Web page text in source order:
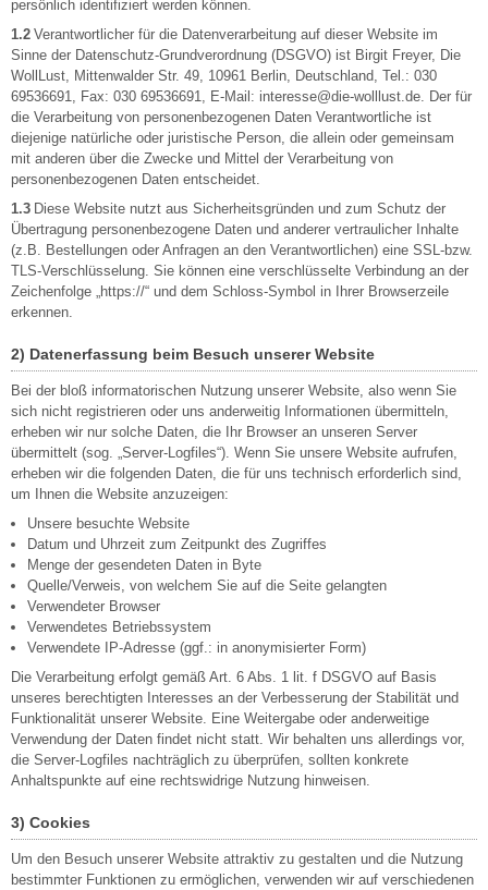
persönlich identifiziert werden können.
1.2 Verantwortlicher für die Datenverarbeitung auf dieser Website im
Sinne der Datenschutz-Grundverordnung (DSGVO) ist Birgit Freyer, Die
WollLust, Mittenwalder Str. 49, 10961 Berlin, Deutschland, Tel.: 030
69536691, Fax: 030 69536691, E-Mail: interesse@die-wolllust.de. Der für
die Verarbeitung von personenbezogenen Daten Verantwortliche ist
diejenige natürliche oder juristische Person, die allein oder gemeinsam
mit anderen über die Zwecke und Mittel der Verarbeitung von
personenbezogenen Daten entscheidet.
1.3 Diese Website nutzt aus Sicherheitsgründen und zum Schutz der
Übertragung personenbezogene Daten und anderer vertraulicher Inhalte
(z.B. Bestellungen oder Anfragen an den Verantwortlichen) eine SSL-bzw.
TLS-Verschlüsselung. Sie können eine verschlüsselte Verbindung an der
Zeichenfolge „https://“ und dem Schloss-Symbol in Ihrer Browserzeile
erkennen.
2) Datenerfassung beim Besuch unserer Website
Bei der bloß informatorischen Nutzung unserer Website, also wenn Sie
sich nicht registrieren oder uns anderweitig Informationen übermitteln,
erheben wir nur solche Daten, die Ihr Browser an unseren Server
übermittelt (sog. „Server-Logfiles“). Wenn Sie unsere Website aufrufen,
erheben wir die folgenden Daten, die für uns technisch erforderlich sind,
um Ihnen die Website anzuzeigen:
Unsere besuchte Website
Datum und Uhrzeit zum Zeitpunkt des Zugriffes
Menge der gesendeten Daten in Byte
Quelle/Verweis, von welchem Sie auf die Seite gelangten
Verwendeter Browser
Verwendetes Betriebssystem
Verwendete IP-Adresse (ggf.: in anonymisierter Form)
Die Verarbeitung erfolgt gemäß Art. 6 Abs. 1 lit. f DSGVO auf Basis
unseres berechtigten Interesses an der Verbesserung der Stabilität und
Funktionalität unserer Website. Eine Weitergabe oder anderweitige
Verwendung der Daten findet nicht statt. Wir behalten uns allerdings vor,
die Server-Logfiles nachträglich zu überprüfen, sollten konkrete
Anhaltspunkte auf eine rechtswidrige Nutzung hinweisen.
3) Cookies
Um den Besuch unserer Website attraktiv zu gestalten und die Nutzung
bestimmter Funktionen zu ermöglichen, verwenden wir auf verschiedenen